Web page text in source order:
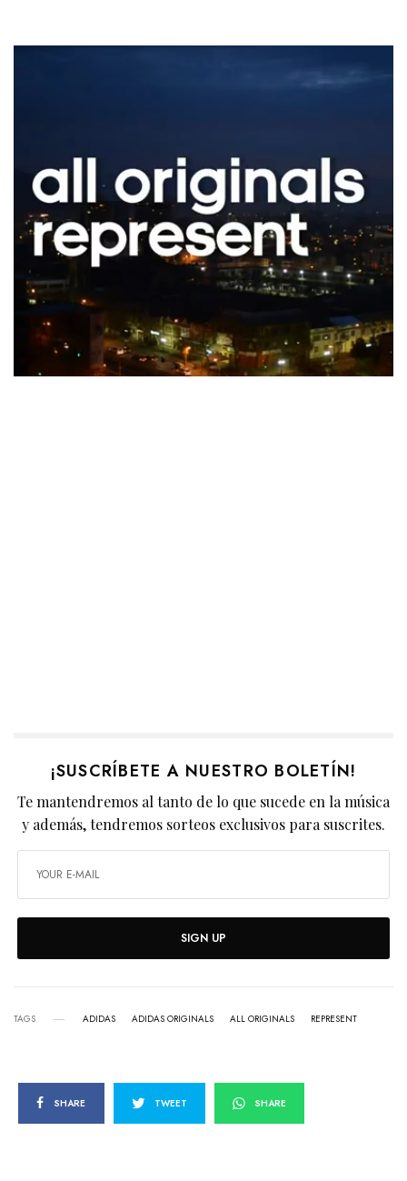
¡SUSCRÍBETE A NUESTRO BOLETÍN!
Te mantendremos al tanto de lo que sucede en la música
y además, tendremos sorteos exclusivos para suscrites.
SIGN UP
TAGS ADIDAS ADIDAS ORIGINALS ALL ORIGINALS REPRESENT
SHARE TWEET SHARE